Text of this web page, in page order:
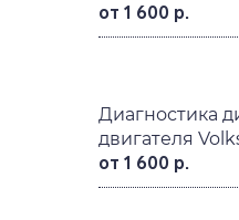
от 1 600 р.
Диагностика
двигателя
от 1 600 р.